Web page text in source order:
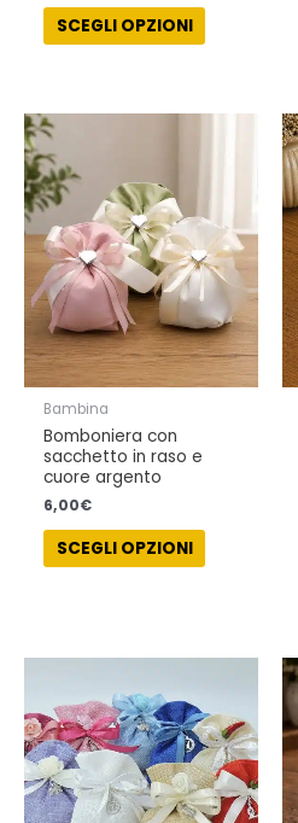
SCEGLI OPZIONI
Bambina
Bomboniera con
sacchetto in raso e
cuore argento
6,00€
SCEGLI OPZIONI
varianti.
Le
opzioni
possono
essere
scelte
nella
prezzo:
da
6,00€
a
8,00€
ha
più
varianti.
Le